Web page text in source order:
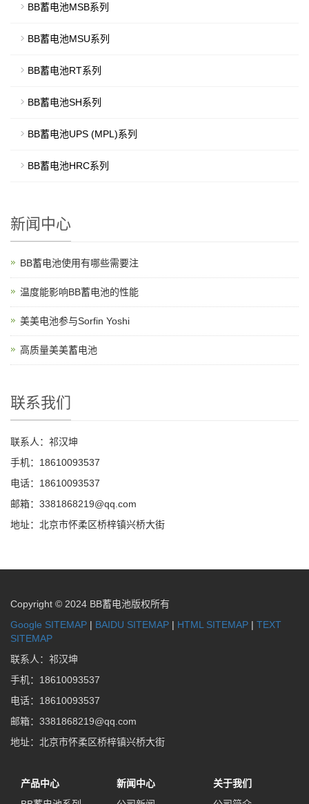
BB蓄电池MSB系列
BB蓄电池MSU系列
BB蓄电池RT系列
BB蓄电池SH系列
BB蓄电池UPS (MPL)系列
BB蓄电池HRC系列
新闻中心
BB蓄电池使用有哪些需要注
温度能影响BB蓄电池的性能
美美电池参与Sorfin Yoshi
高质量美美蓄电池
联系我们
联系人：祁汉坤
手机：18610093537
电话：18610093537
邮箱：3381868219@qq.com
地址：北京市怀柔区桥梓镇兴桥大街
Copyright © 2024 BB蓄电池版权所有
Google SITEMAP | BAIDU SITEMAP | HTML SITEMAP | TEXT
SITEMAP
联系人：祁汉坤
手机：18610093537
电话：18610093537
邮箱：3381868219@qq.com
地址：北京市怀柔区桥梓镇兴桥大街
产品中心
新闻中心
关于我们